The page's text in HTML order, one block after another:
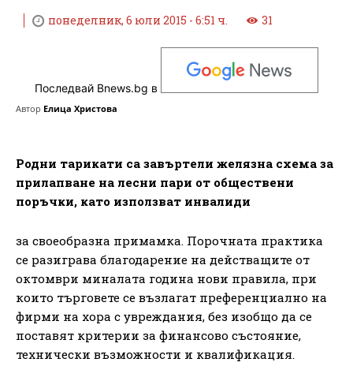
понеделник, 6 юли 2015 - 6:51 ч. 31
Последвай Bnews.bg в
Автор Елица Христова
Родни тарикати са завъртели желязна схема за
прилапване на лесни пари от обществени
поръчки, като използват инвалиди
за своеобразна примамка. Порочната практика
се разиграва благодарение на действащите от
октомври миналата година нови правила, при
които търговете се възлагат преференциално на
фирми на хора с увреждания, без изобщо да се
поставят критерии за финансово състояние,
технически възможности и квалификация.